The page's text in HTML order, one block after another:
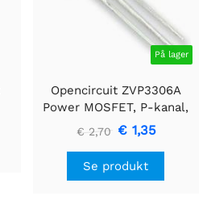
På lager
Opencircuit ZVP3306A
Power MOSFET, P-kanal,
60V, 160mA, 14 Ohm, E
Line - Gennemgående hul
€ 2,70 € 1,35
Se produkt